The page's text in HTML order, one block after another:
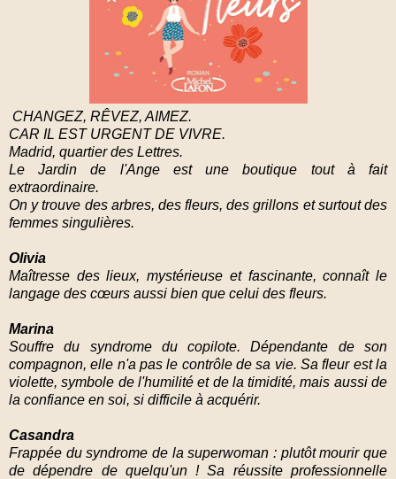
CHANGEZ, RÊVEZ, AIMEZ.
CAR IL EST URGENT DE VIVRE.
Madrid, quartier des Lettres.
Le Jardin de l'Ange est une boutique tout à fait
extraordinaire.
On y trouve des arbres, des fleurs, des grillons et surtout des
femmes singulières.
Olivia
Maîtresse des lieux, mystérieuse et fascinante, connaît le
langage des cœurs aussi bien que celui des fleurs.
Marina
Souffre du syndrome du copilote. Dépendante de son
compagnon, elle n'a pas le contrôle de sa vie. Sa fleur est la
violette, symbole de l'humilité et de la timidité, mais aussi de
la confiance en soi, si difficile à acquérir.
Casandra
Frappée du syndrome de la superwoman : plutôt mourir que
de dépendre de quelqu'un ! Sa réussite professionnelle